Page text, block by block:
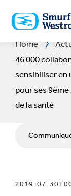
AU
CONTENU
PRINCIPAL
Home
46 000
sensibiliser en
pour ses
de la santé
Kit Media
2019-07-